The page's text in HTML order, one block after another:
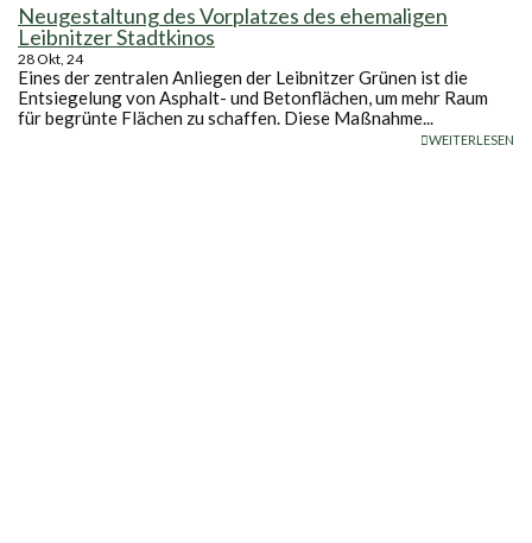
Neugestaltung des Vorplatzes des ehemaligen
Leibnitzer Stadtkinos
28Okt, 24
Eines der zentralen Anliegen der Leibnitzer Grünen ist die
Entsiegelung von Asphalt- und Betonflächen, um mehr Raum
für begrünte Flächen zu schaffen. Diese Maßnahme...
WEITERLESEN